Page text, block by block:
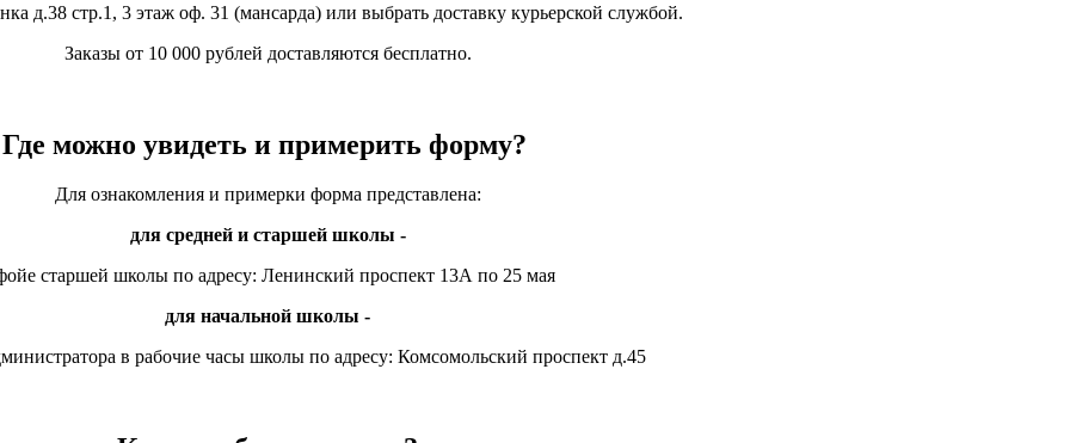
д.38 стр.1, 3 этаж оф. 31 (мансарда) или выбрать доставку курьерской службой.
Заказы от 10 000 рублей доставляются бесплатно.
Где можно увидеть и примерить форму?
Для ознакомления и примерки форма представлена:
для средней и старшей школы -
старшей школы по адресу: Ленинский проспект 13А по 25 мая
для начальной школы -
в рабочие часы школы по адресу: Комсомольский проспект д.45